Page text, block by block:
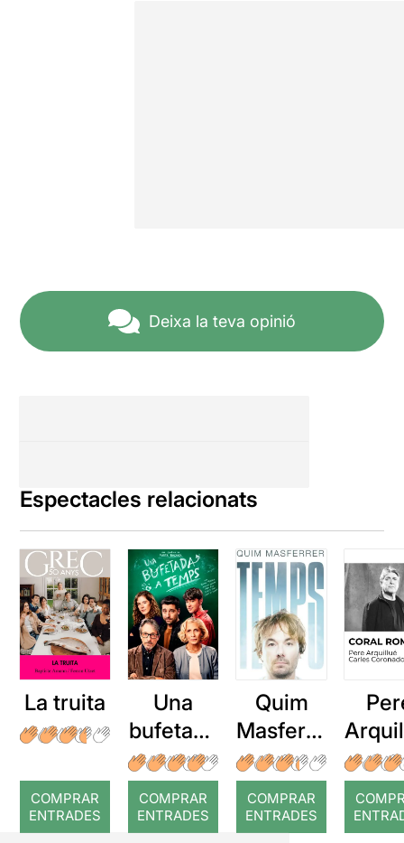
Deixa la teva opinió
Espectacles relacionats
La truita
COMPRAR
ENTRADES
Una
bufetada
a temps
COMPRAR
ENTRADES
Quim
Masferre
r: Temps
COMPRAR
ENTRADES
: